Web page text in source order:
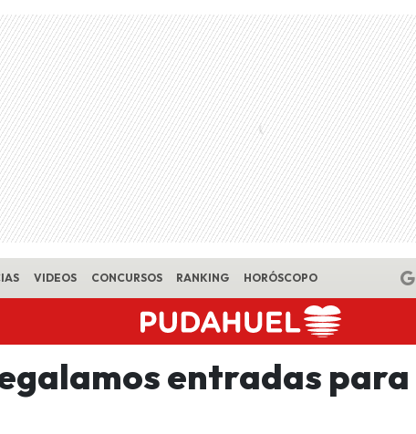
VIDEOS CONCURSOS RANKING HORÓSCOPO
entradas para